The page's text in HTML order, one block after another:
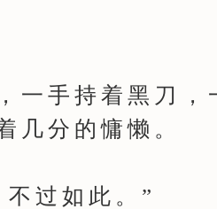
手持着黑刀，
几分的慵懒。
过如此。”